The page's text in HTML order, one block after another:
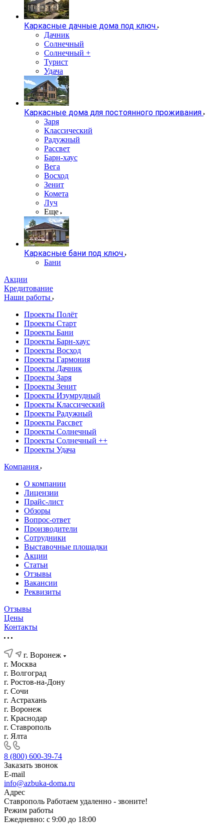
Каркасные дачные дома под ключ
Дачник
Солнечный
Солнечный +
Турист
Удача
Каркасные дома для постоянного проживания
Заря
Классический
Радужный
Рассвет
Барн-хаус
Вега
Восход
Зенит
Комета
Луч
Еще
Каркасные бани под ключ
Бани
Акции
Кредитование
Наши работы
Проекты Полёт
Проекты Старт
Проекты Бани
Проекты Барн-хаус
Проекты Восход
Проекты Гармония
Проекты Дачник
Проекты Заря
Проекты Зенит
Проекты Изумрудный
Проекты Классический
Проекты Радужный
Проекты Рассвет
Проекты Солнечный
Проекты Солнечный ++
Проекты Удача
Компания
О компании
Лицензии
Прайс-лист
Обзоры
Вопрос-ответ
Производители
Сотрудники
Выставочные площадки
Акции
Статьи
Отзывы
Вакансии
Реквизиты
Отзывы
Цены
Контакты
г. Воронеж
г. Москва
г. Волгоград
г. Ростов-на-Дону
г. Сочи
г. Астрахань
г. Воронеж
г. Краснодар
г. Ставрополь
г. Ялта
8 (800) 600-39-74
Заказать звонок
E-mail
info@azbuka-doma.ru
Адрес
Ставрополь Работаем удаленно - звоните!
Режим работы
Ежедневно: с 9:00 до 18:00